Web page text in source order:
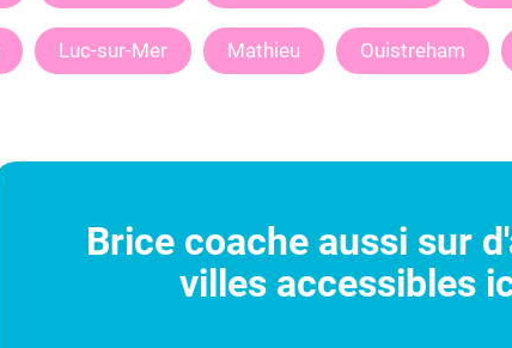
Luc-sur-Mer Mathieu Ouistreham
Brice coache aussi sur
villes accessibles